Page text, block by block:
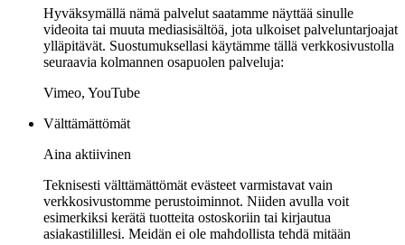
Hyväksymällä nämä palvelut saatamme näyttää sinulle
videoita tai muuta mediasisältöä, jota ulkoiset palveluntarjoajat
ylläpitävät. Suostumuksellasi käytämme tällä verkkosivustolla
seuraavia kolmannen osapuolen palveluja:
Vimeo, YouTube
Välttämättömät
Aina aktiivinen
Teknisesti välttämättömät evästeet varmistavat vain
verkkosivustomme perustoiminnot. Niiden avulla voit
esimerkiksi kerätä tuotteita ostoskoriin tai kirjautua
asiakastilillesi. Meidän ei ole mahdollista tehdä mitään